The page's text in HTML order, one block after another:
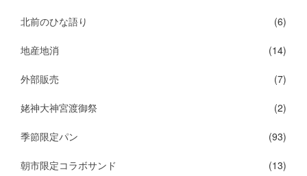
北前のひな語り (6)
地産地消 (14)
外部販売 (7)
姥神大神宮渡御祭 (2)
季節限定パン (93)
朝市限定コラボサンド (13)